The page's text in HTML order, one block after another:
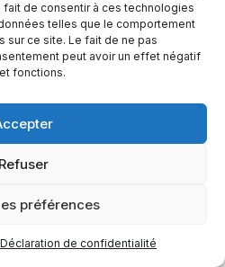
de consentir à ces technologies
telles que le comportement
sur ce site. Le fait de ne pas
peut avoir un effet négatif
fonctions.
Refuser
préférences
Déclaration de confidentialité
5748 9e Avenue, Montréal (QC)
2J9 Canada